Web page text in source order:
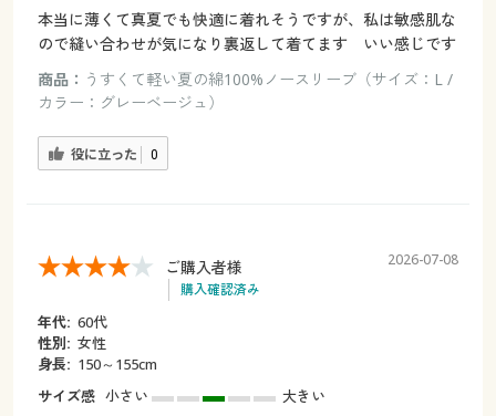
本当に薄くて真夏でも快適に着れそうですが、私は敏感肌な
ので縫い合わせが気になり裏返して着てます いい感じです
商品： うすくて軽い夏の綿100%ノースリーブ（サイズ：L /
カラー：グレーベージュ）
役に立った 0
ご購入者様
購入確認済み
2026-07-08
年代: 60代
性別: 女性
身長: 150～155cm
サイズ感 小さい
大きい